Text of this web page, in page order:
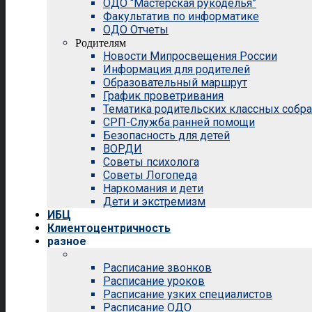
ОДО “Мастерская рукоделья”
Факультатив по информатике
ОДО Отчеты
Родителям
Новости Мипросвещения России
Информация для родителей
Образовательный маршрут
График проветривания
Тематика родительских классных
СРП-Служба ранней помощи
Безопасность для детей
ВОРДИ
Советы психолога
Советы Логопеда
Наркомания и дети
Дети и экстремизм
ИБЦ
Клиентоцентричность
разное
Расписание звонков
Расписание уроков
Расписание узких специалистов
Расписание ОДО